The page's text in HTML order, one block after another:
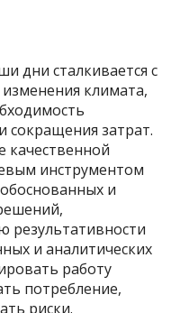
дни сталкивается с
климата,
сокращения затрат.
качественной
инструментом
и
и аналитических
работу
потребление,
риски.